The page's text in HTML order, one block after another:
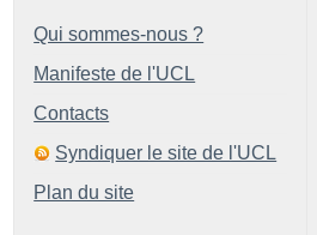
Qui sommes-nous ?
Manifeste de l'UCL
Contacts
Syndiquer le site de l'UCL
Plan du site